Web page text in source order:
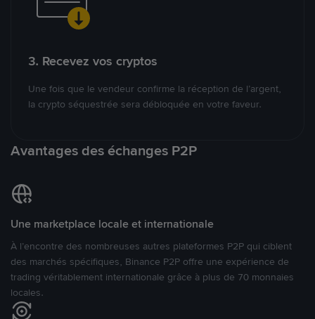
3. Recevez vos cryptos
Une fois que le vendeur confirme la réception de l’argent,
la crypto séquestrée sera débloquée en votre faveur.
Avantages des échanges P2P
Une marketplace locale et internationale
À l’encontre des nombreuses autres plateformes P2P qui ciblent
des marchés spécifiques, Binance P2P offre une expérience de
trading véritablement internationale grâce à plus de 70 monnaies
locales.